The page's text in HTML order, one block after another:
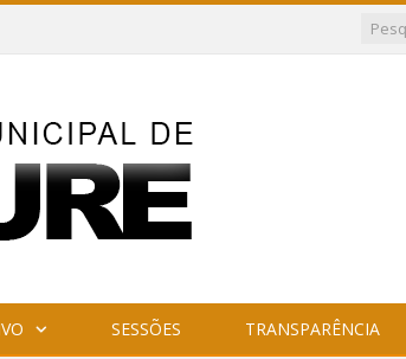
SESSÕES TRANSPARÊNCIA